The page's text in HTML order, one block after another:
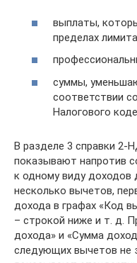
выплаты,
пределах
суммы,
соответствии
Налогового
В разделе 3 справки
показывают напротив
к одному виду доходов
несколько вычетов,
дохода в графах «Код
– строкой ниже и т. д.
дохода» и «Сумма
следующих вычетов не